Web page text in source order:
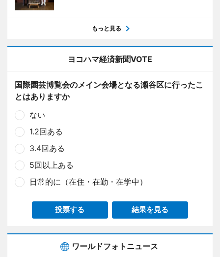
もっと見る
ヨコハマ経済新聞VOTE
国際園芸博覧会のメイン会場となる瀬谷区に行ったこ
とはありますか
ない
1.2回ある
3.4回ある
5回以上ある
日常的に（在住・在勤・在学中）
投票する 結果を見る
ワールドフォトニュース